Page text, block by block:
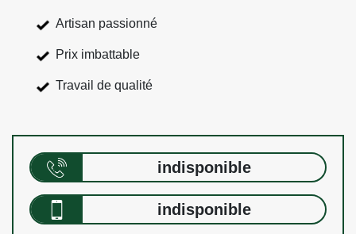
Artisan passionné
Prix imbattable
Travail de qualité
indisponible
indisponible